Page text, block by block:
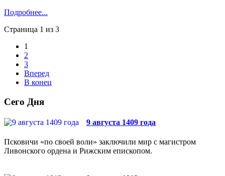
Подробнее...
Страница 1 из 3
1
2
3
Вперед
В конец
Сего Дня
9 августа 1409 года
Псковичи «по своей воли» заключили мир с магистром
Ливонского ордена и Рижским епископом.